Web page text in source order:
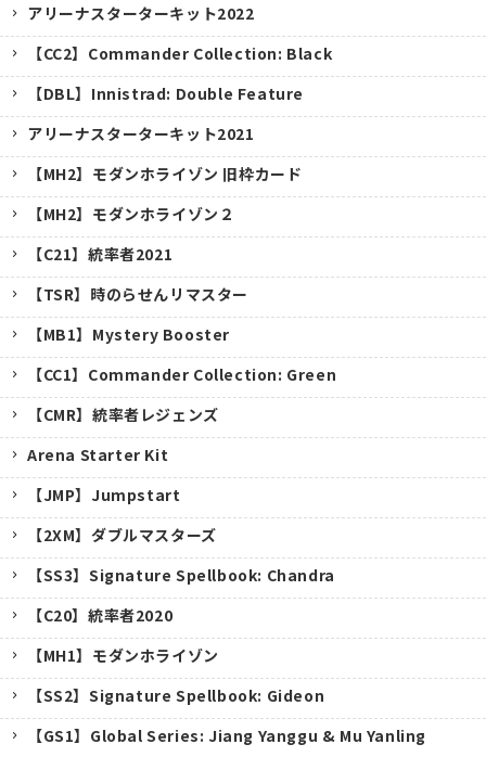
アリーナスターターキット2022
【CC2】Commander Collection: Black
【DBL】Innistrad: Double Feature
アリーナスターターキット2021
【MH2】モダンホライゾン 旧枠カード
【MH2】モダンホライゾン２
【C21】統率者2021
【TSR】時のらせんリマスター
【MB1】Mystery Booster
【CC1】Commander Collection: Green
【CMR】統率者レジェンズ
Arena Starter Kit
【JMP】Jumpstart
【2XM】ダブルマスターズ
【SS3】Signature Spellbook: Chandra
【C20】統率者2020
【MH1】モダンホライゾン
【SS2】Signature Spellbook: Gideon
【GS1】Global Series: Jiang Yanggu & Mu Yanling